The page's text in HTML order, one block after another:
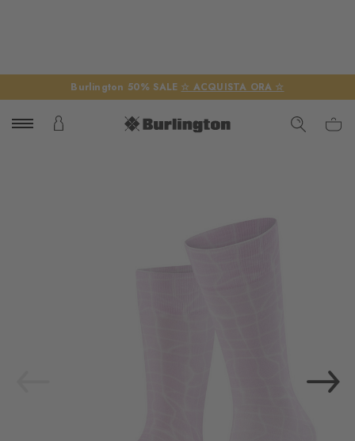
Burlington 50% SALE ☆ ACQUISTA ORA ☆